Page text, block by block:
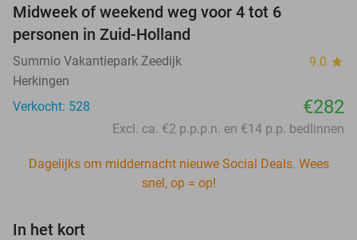
Midweek of weekend weg voor 4 tot 6
personen in Zuid-Holland
Summio Vakantiepark Zeedijk 9.0 star
Herkingen
Verkocht: 528
€282
Excl. ca. €2 p.p.p.n. en €14 p.p. bedlinnen
Dagelijks om middernacht nieuwe Social Deals. Wees
snel, op = op!
In het kort